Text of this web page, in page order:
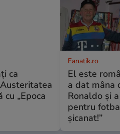
ca
„Epoca
Fanatik.ro
El este
a dat mâna
Ronaldo și
pentru
șicanat!”